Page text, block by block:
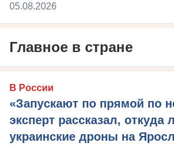
05.08.2026
Главное в стране
В России
«Запускают по прямой по
эксперт рассказал, откуда
украинские дроны на